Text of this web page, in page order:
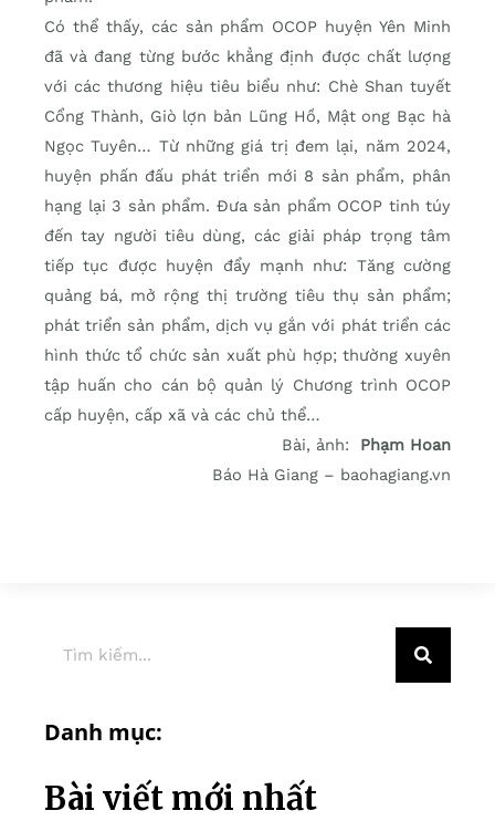
Có thể thấy, các sản phẩm OCOP huyện Yên Minh
đã và đang từng bước khẳng định được chất lượng
với các thương hiệu tiêu biểu như: Chè Shan tuyết
Cổng Thành, Giò lợn bản Lũng Hồ, Mật ong Bạc hà
Ngọc Tuyên… Từ những giá trị đem lại, năm 2024,
huyện phấn đấu phát triển mới 8 sản phẩm, phân
hạng lại 3 sản phẩm. Đưa sản phẩm OCOP tinh túy
đến tay người tiêu dùng, các giải pháp trọng tâm
tiếp tục được huyện đẩy mạnh như: Tăng cường
quảng bá, mở rộng thị trường tiêu thụ sản phẩm;
phát triển sản phẩm, dịch vụ gắn với phát triển các
hình thức tổ chức sản xuất phù hợp; thường xuyên
tập huấn cho cán bộ quản lý Chương trình OCOP
cấp huyện, cấp xã và các chủ thể…
Bài, ảnh: Phạm Hoan
Báo Hà Giang – baohagiang.vn
Danh mục:
Bài viết mới nhất